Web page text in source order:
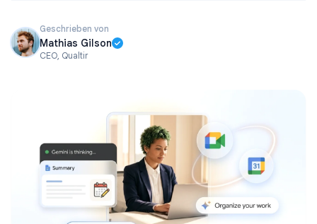
Geschrieben von
Mathias Gilson
CEO, Qualtir